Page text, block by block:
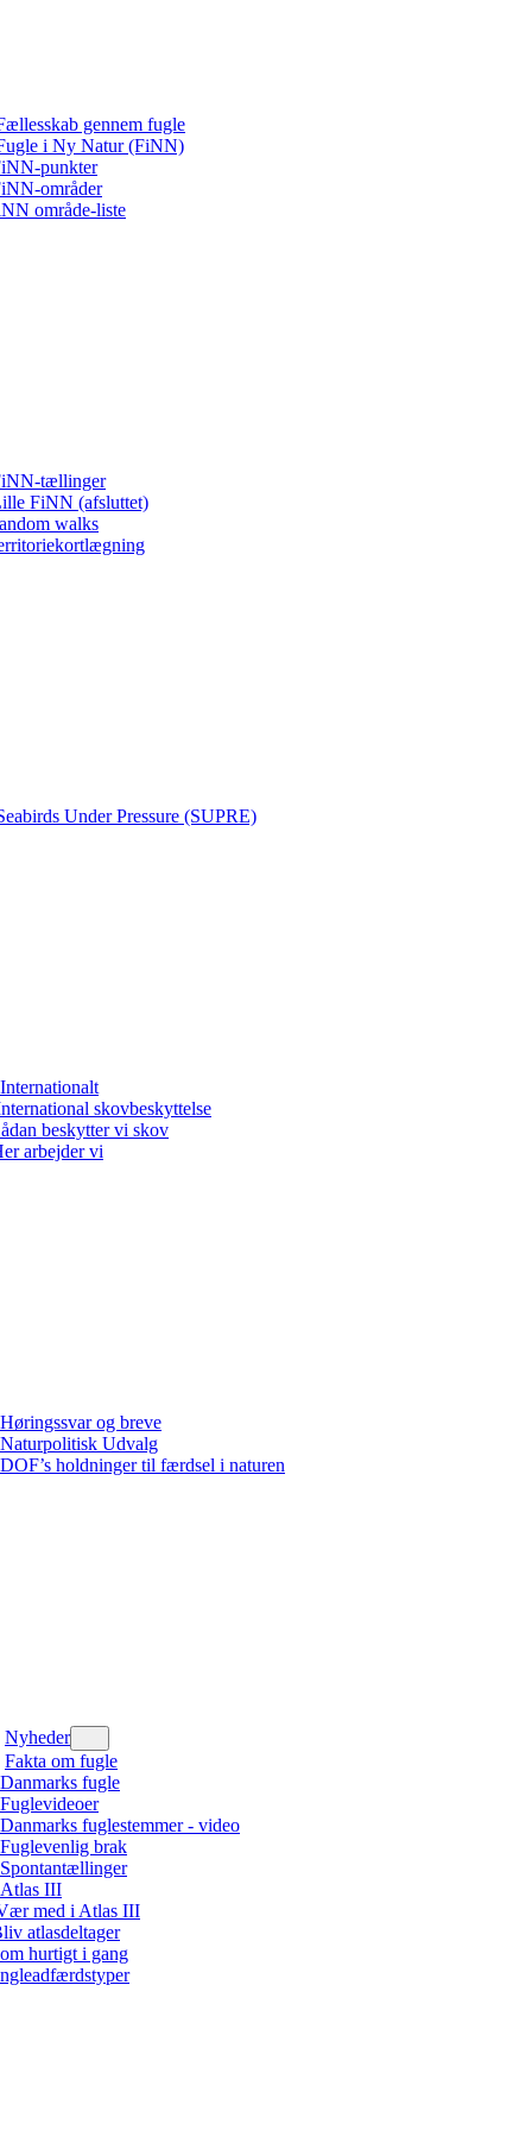
gennem fugle
i Ny Natur (FiNN)
punkter
områder
område-liste
tællinger
FiNN (afsluttet)
walks
Under Pressure (SUPRE)
Internationalt
skovbeskyttelse
beskytter vi skov
arbejder vi
Høringssvar og breve
Naturpolitisk Udvalg
DOF’s holdninger til færdsel i naturen
Nyheder
Fakta om fugle
Danmarks fugle
Fuglevideoer
Danmarks fuglestemmer - video
Fuglevenlig brak
Spontantællinger
Atlas III
med i Atlas III
atlasdeltager
hurtigt i gang